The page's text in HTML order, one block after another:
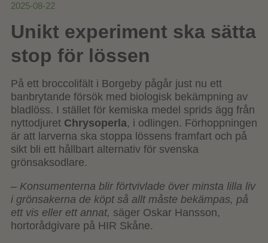
2025-08-22
Unikt experiment ska sätta
stop för lössen
På ett broccolifält i Borgeby pågår just nu ett
banbrytande försök med biologisk bekämpning av
bladlöss. I stället för kemiska medel sprids ägg från
nyttodjuret Chrysoperla, i odlingen. Förhoppningen
är att larverna ska stoppa lössens framfart och på
sikt bli ett hållbart alternativ för svenska
grönsaksodlare.
– Konsumenterna blir förtvivlade över minsta lilla liv
i grönsakerna de köpt så allt måste bekämpas, på
ett vis eller ett annat, säger Oskar Hansson,
hortorådgivare på HIR Skåne.